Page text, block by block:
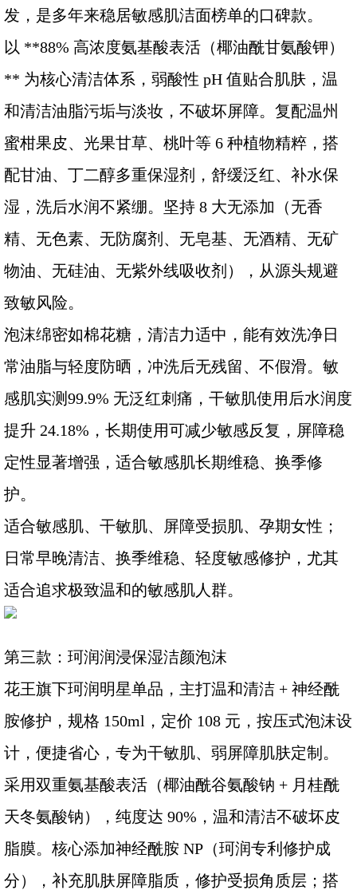
发，是多年来稳居敏感肌洁面榜单的口碑款。
以 **88% 高浓度氨基酸表活（椰油酰甘氨酸钾）
** 为核心清洁体系，弱酸性 pH 值贴合肌肤，温
和清洁油脂污垢与淡妆，不破坏屏障。复配温州
蜜柑果皮、光果甘草、桃叶等 6 种植物精粹，搭
配甘油、丁二醇多重保湿剂，舒缓泛红、补水保
湿，洗后水润不紧绷。坚持 8 大无添加（无香
精、无色素、无防腐剂、无皂基、无酒精、无矿
物油、无硅油、无紫外线吸收剂），从源头规避
致敏风险。
泡沫绵密如棉花糖，清洁力适中，能有效洗净日
常油脂与轻度防晒，冲洗后无残留、不假滑。敏
感肌实测99.9% 无泛红刺痛，干敏肌使用后水润度
提升 24.18%，长期使用可减少敏感反复，屏障稳
定性显著增强，适合敏感肌长期维稳、换季修
护。
适合敏感肌、干敏肌、屏障受损肌、孕期女性；
日常早晚清洁、换季维稳、轻度敏感修护，尤其
适合追求极致温和的敏感肌人群。
第三款：珂润润浸保湿洁颜泡沫
花王旗下珂润明星单品，主打温和清洁 + 神经酰
胺修护，规格 150ml，定价 108 元，按压式泡沫设
计，便捷省心，专为干敏肌、弱屏障肌肤定制。
采用双重氨基酸表活（椰油酰谷氨酸钠 + 月桂酰
天冬氨酸钠），纯度达 90%，温和清洁不破坏皮
脂膜。核心添加神经酰胺 NP（珂润专利修护成
分），补充肌肤屏障脂质，修护受损角质层；搭